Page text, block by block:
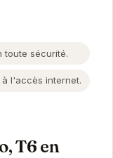
toute sécurité.
l'accès internet.
T6 en